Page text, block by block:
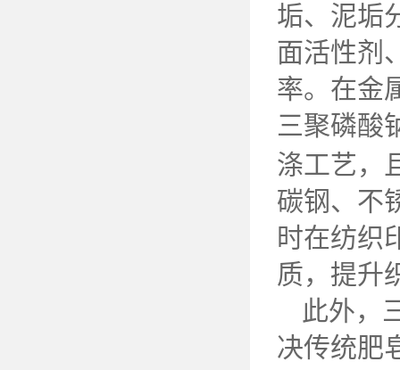
垢、泥垢
面活性剂
率。在金
三聚磷酸
涤工艺，
碳钢、不
时在纺织
质，提升
此外，
决传统肥